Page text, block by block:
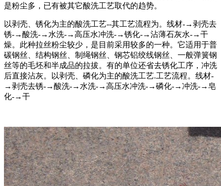
是粉尘多，已有被其它酸洗工艺取代的趋势。
以剥壳、锈化为主的酸洗工艺--其工艺流程为。线材-→剥壳去
锈-→酸洗-→水洗-→高压水冲洗-→锈化-→沾薄石灰水-→干
燥。此种拉丝粉尘较少，是目前采用较多的一种。它适用于普
碳钢丝、结构钢丝、制绳钢丝、钢芯铝绞线钢丝、一般弹簧钢
丝等的毛坯和半成品的拉拔。有的单位还省去锈化工序，冲洗
后直接沾灰。以剥壳、磷化为主的酸洗工艺.工艺流程。线材-
→剥壳去锈-→酸洗-→水洗-→高压水冲洗-→磷化-→冲洗-→皂
化-→干